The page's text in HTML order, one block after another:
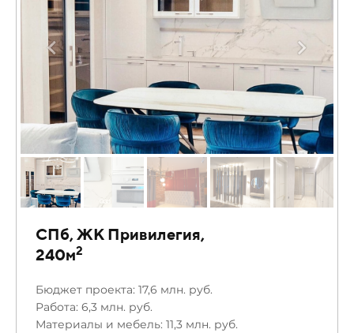
СПб, ЖК Привилегия,
240м2
Бюджет проекта: 17,6 млн. руб.
Работа: 6,3 млн. руб.
Материалы и мебель: 11,3 млн. руб.